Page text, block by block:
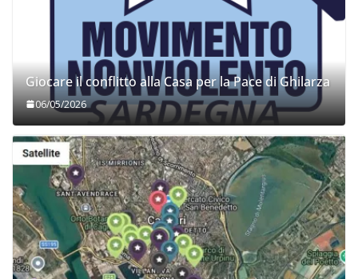
Giocare il conflitto alla Casa per la Pace di Ghilarza
06/05/2026